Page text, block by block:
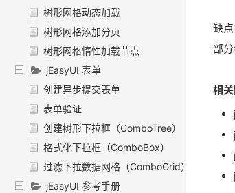
树形网格动态加载
树形网格添加分页
树形网格惰性加载节点
jEasyUI 表单
创建异步提交表单
表单验证
创建树形下拉框（ComboTree）
格式化下拉框（ComboBox）
过滤下拉数据网格（ComboGrid）
jEasyUI 参考手册
缺点
部
相关